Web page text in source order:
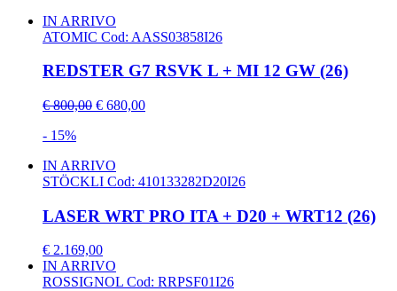
IN ARRIVO
ATOMIC Cod: AASS03858I26
REDSTER G7 RSVK L + MI 12 GW (26)
€ 800,00 € 680,00
- 15%
IN ARRIVO
STÖCKLI Cod: 410133282D20I26
LASER WRT PRO ITA + D20 + WRT12 (26)
€ 2.169,00
IN ARRIVO
ROSSIGNOL Cod: RRPSF01I26